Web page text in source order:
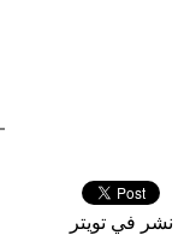
نشر في تويتر